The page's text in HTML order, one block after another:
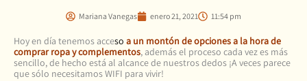
Mariana Vanegas enero 21, 2021 11:54 pm
Hoy en día tenemos acceso a un montón de opciones a la horade
comprar ropa y complementos, además el proceso cada vez es más
sencillo, de hecho está al alcance de nuestros dedos ¡A veces parece
que sólo necesitamos WIFI para vivir!